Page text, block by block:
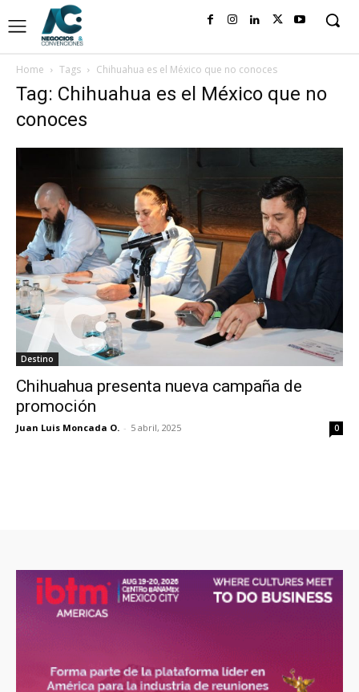
Home Tags Chihuahua es el México que no conoces
Tag: Chihuahua es el México que no
conoces
Destino
Chihuahua presenta nueva campaña de
promoción
Juan Luis Moncada O. - 5 abril, 2025 0